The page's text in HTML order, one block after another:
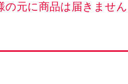
元に商品は届きません